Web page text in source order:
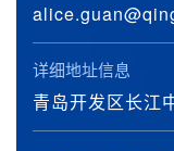
详细地址信息
青岛开发区长江